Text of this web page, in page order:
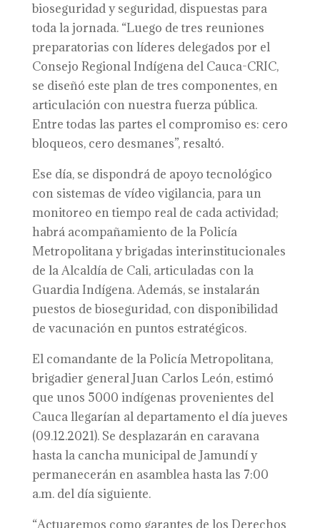
bioseguridad y seguridad, dispuestas para
toda la jornada. “Luego de tres reuniones
preparatorias con líderes delegados por el
Consejo Regional Indígena del Cauca-CRIC,
se diseñó este plan de tres componentes, en
articulación con nuestra fuerza pública.
Entre todas las partes el compromiso es: cero
bloqueos, cero desmanes”, resaltó.
Ese día, se dispondrá de apoyo tecnológico
con sistemas de vídeo vigilancia, para un
monitoreo en tiempo real de cada actividad;
habrá acompañamiento de la Policía
Metropolitana y brigadas interinstitucionales
de la Alcaldía de Cali, articuladas con la
Guardia Indígena. Además, se instalarán
puestos de bioseguridad, con disponibilidad
de vacunación en puntos estratégicos.
El comandante de la Policía Metropolitana,
brigadier general Juan Carlos León, estimó
que unos 5000 indígenas provenientes del
Cauca llegarían al departamento el día jueves
(09.12.2021). Se desplazarán en caravana
hasta la cancha municipal de Jamundí y
permanecerán en asamblea hasta las 7:00
a.m. del día siguiente.
“Actuaremos como garantes de los Derechos